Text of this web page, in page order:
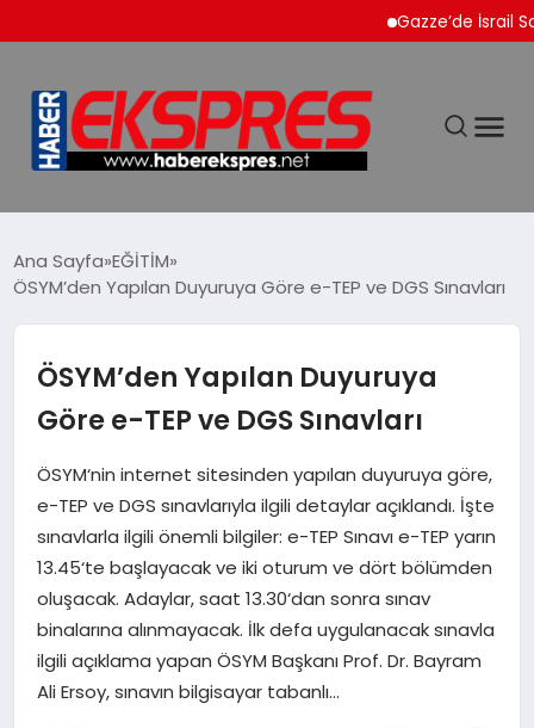
Gazze’de İsrail
SİYASET
YAŞAM
TEKNOLOJİ
SAĞLIK
Ana Sayfa EĞİTİM
ÖSYM’den Yapılan Duyuruya Göre e-TEP ve DGS Sınavları
ÖSYM’den Yapılan Duyuruya
Göre e-TEP ve DGS Sınavları
ÖSYM‘nin internet sitesinden yapılan duyuruya göre,
e-TEP ve DGS sınavlarıyla ilgili detaylar açıklandı. İşte
sınavlarla ilgili önemli bilgiler: e-TEP Sınavı e-TEP yarın
13.45‘te başlayacak ve iki oturum ve dört bölümden
oluşacak. Adaylar, saat 13.30‘dan sonra sınav
binalarına alınmayacak. İlk defa uygulanacak sınavla
ilgili açıklama yapan ÖSYM Başkanı Prof. Dr. Bayram
Ali Ersoy, sınavın bilgisayar tabanlı…